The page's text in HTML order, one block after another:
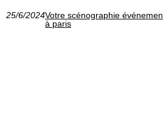
25/6/2024Votre scénographie
à paris